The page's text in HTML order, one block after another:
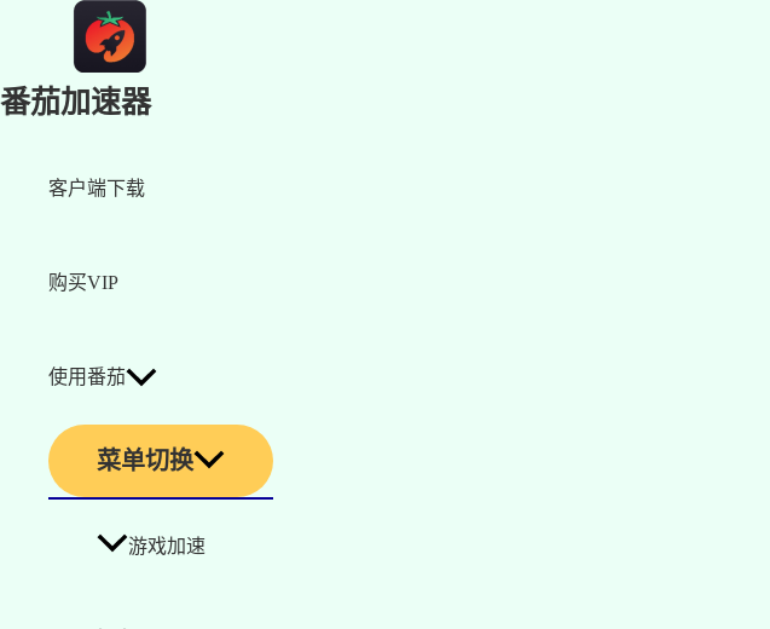
番茄加速器
客户端下载
购买VIP
使用番茄
菜单切换
游戏加速